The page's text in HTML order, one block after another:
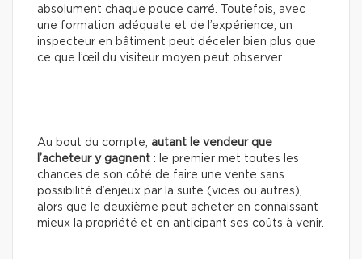
absolument chaque pouce carré. Toutefois, avec
une formation adéquate et de l’expérience, un
inspecteur en bâtiment peut déceler bien plus que
ce que l’œil du visiteur moyen peut observer.
Au bout du compte, autant le vendeur que
l’acheteur y gagnent : le premier met toutes les
chances de son côté de faire une vente sans
possibilité d’enjeux par la suite (vices ou autres),
alors que le deuxième peut acheter en connaissant
mieux la propriété et en anticipant ses coûts à venir.